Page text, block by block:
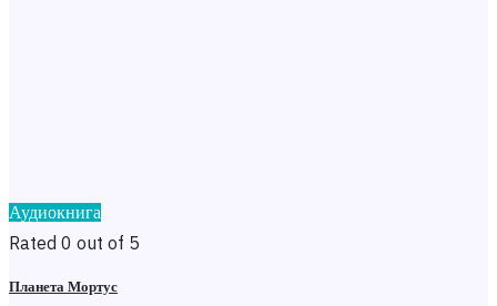
Аудиокнига
Rated 0 out of 5
Планета Мортус